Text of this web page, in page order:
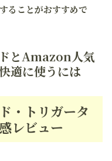
ることがおすすめで
とAmazon人気
適に使うには
・トリガータ
レビュー